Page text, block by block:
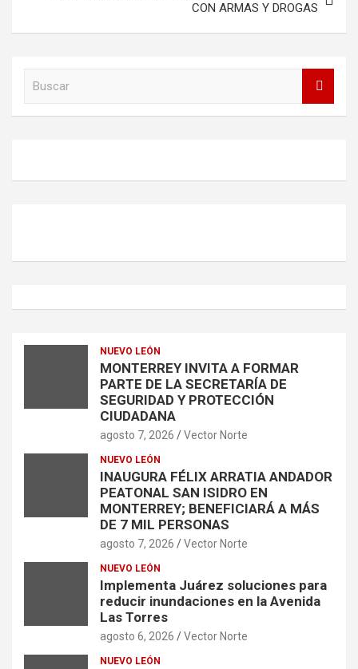
CON ARMAS Y DROGAS
NUEVO LEÓN
MONTERREY INVITA A FORMAR
PARTE DE LA SECRETARÍA DE
SEGURIDAD Y PROTECCIÓN
CIUDADANA
agosto 7, 2026 Vector Norte
NUEVO LEÓN
INAUGURA FÉLIX ARRATIA ANDADOR
PEATONAL SAN ISIDRO EN
MONTERREY; BENEFICIARÁ A MÁS
DE 7 MIL PERSONAS
agosto 7, 2026 Vector Norte
NUEVO LEÓN
Implementa Juárez soluciones para
reducir inundaciones en la Avenida
Las Torres
agosto 6, 2026 Vector Norte
NUEVO LEÓN